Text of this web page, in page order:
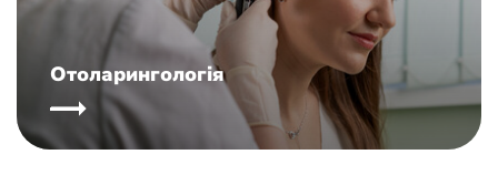
Отоларингологія